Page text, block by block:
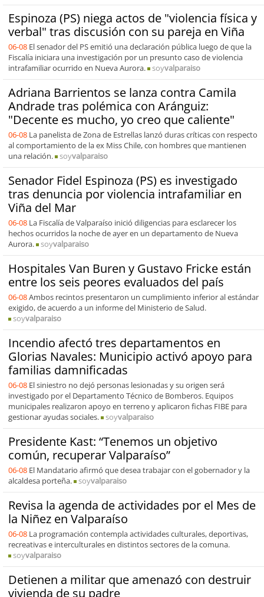
Espinoza (PS) niega actos de "violencia física y
verbal" tras discusión con su pareja en Viña
06-08 El senador del PS emitió una declaración pública luego de que la
Fiscalía iniciara una investigación por un presunto caso de violencia
intrafamiliar ocurrido en Nueva Aurora.
soyvalparaiso
Adriana Barrientos se lanza contra Camila
Andrade tras polémica con Aránguiz:
"Decente es mucho, yo creo que caliente"
06-08 La panelista de Zona de Estrellas lanzó duras críticas con respecto
al comportamiento de la ex Miss Chile, con hombres que mantienen
una relación.
soyvalparaiso
Senador Fidel Espinoza (PS) es investigado
tras denuncia por violencia intrafamiliar en
Viña del Mar
06-08 La Fiscalía de Valparaíso inició diligencias para esclarecer los
hechos ocurridos la noche de ayer en un departamento de Nueva
Aurora.
soyvalparaiso
Hospitales Van Buren y Gustavo Fricke están
entre los seis peores evaluados del país
06-08Ambos recintos presentaron un cumplimiento inferior al estándar
exigido, de acuerdo a un informe del Ministerio de Salud.
soyvalparaiso
Incendio afectó tres departamentos en
Glorias Navales: Municipio activó apoyo para
familias damnificadas
06-08 El siniestro no dejó personas lesionadas y su origen será
investigado por el Departamento Técnico de Bomberos. Equipos
municipales realizaron apoyo en terreno y aplicaron fichas FIBE para
gestionar ayudas sociales.
soyvalparaiso
Presidente Kast: “Tenemos un objetivo
común, recuperar Valparaíso”
06-08 El Mandatario afirmó que desea trabajar con el gobernador y la
alcaldesa porteña.
soyvalparaiso
Revisa la agenda de actividades por el Mes de
la Niñez en Valparaíso
06-08 La programación contempla actividades culturales, deportivas,
recreativas e interculturales en distintos sectores de la comuna.
soyvalparaiso
Detienen a militar que amenazó con destruir
vivienda de su padre